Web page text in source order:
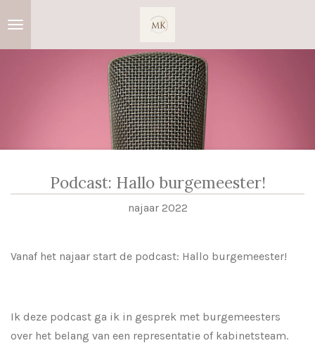
Podcast: Hallo burgemeester!
najaar 2022
Vanaf het najaar start de podcast: Hallo burgemeester!
Ik deze podcast ga ik in gesprek met burgemeesters
over het belang van een representatie of kabinetsteam.